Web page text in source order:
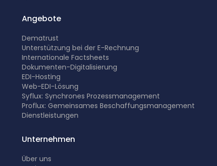
Angebote
Dematrust
Unterstützung bei der E-Rechnung
Internationale Factsheets
Dokumenten-Digitalisierung
EDI-Hosting
Web-EDI-Lösung
Syflux: Synchrones Prozessmanagement
Proflux: Gemeinsames Beschaffungsmanagement
Dienstleistungen
Unternehmen
Über uns